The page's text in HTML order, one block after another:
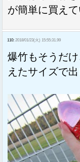
が簡単に買え
110: 2018/01/23(火) 15:55:31.99
爆竹もそうだ
えたサイズで